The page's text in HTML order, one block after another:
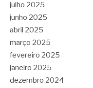
julho 2025
junho 2025
abril 2025
março 2025
fevereiro 2025
janeiro 2025
dezembro 2024